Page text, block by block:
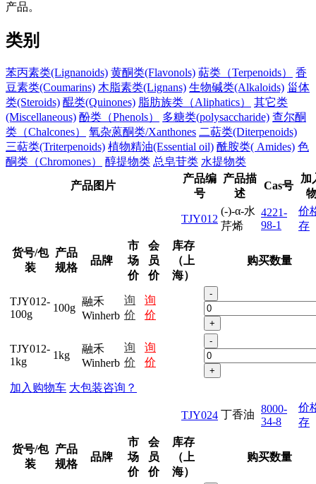
产品。
类别
苯丙素类(Lignanoids) 黄酮类(Flavonols) 萜类（Terpenoids）
香
豆素类(Coumarins) 木脂素类(Lignans) 生物碱类(Alkaloids) 甾体
类(Steroids) 醌类(Quinones) 脂肪族类（Aliphatics）
其它类
(Miscellaneous) 酚类（Phenols） 多糖类(polysaccharide) 查尔酮
类（Chalcones）
氧杂蒽酮类/Xanthones 二萜类(Diterpenoids)
三萜类(Triterpenoids) 植物精油(Essential oil) 酰胺类( Amides) 色
酮类（Chromones）
醇提物类 总皂苷类 水提物类
产品图片
产品编
号
产品描
述
Cas号
加
TJY012
(-)-α-水
芹烯
4221-
98-1
价
存
货号/包
装
产品
规格
品牌
市
场
价
会
员
价
库存
（上
海）
购买数量
TJY012-
100g
100g
融禾
Winherb
询
价
询
价
-
+
TJY012-
1kg
1kg
融禾
Winherb
询
价
询
价
-
+
加入购物车 大包装咨询？
TJY024 丁香油 8000-
34-8
价
存
货号/包
装
产品
规格
品牌
市
场
价
会
员
价
库存
（上
海）
购买数量